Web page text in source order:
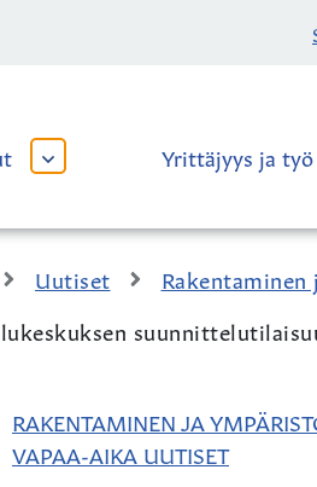
AVAA
ALAVALIKKO
Yrittäjyys ja työ
Uutiset
RAKENTAMINEN JA
VAPAA-AIKA UUTISET